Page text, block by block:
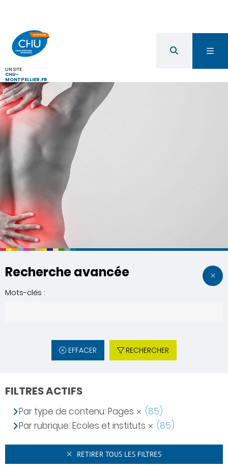
UN SITE
CHU-
MONTPELLIER.FR
Recherche avancée
Mots-clés :
EFFACER RECHERCHER
FILTRES ACTIFS
Par type de contenu: Pages
(85)
Par rubrique: Ecoles et instituts
(85)
RETIRER TOUS LES FILTRES